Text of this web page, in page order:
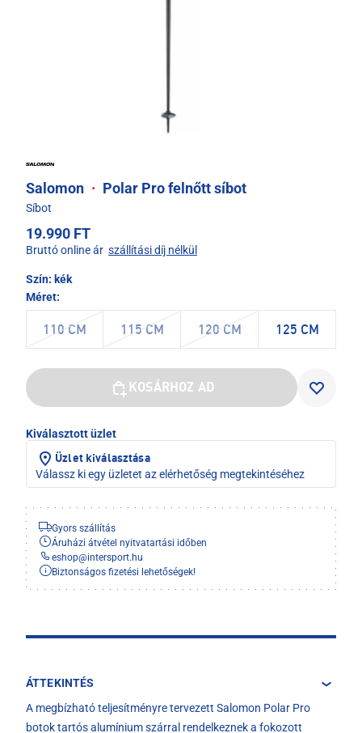
Salomon · Polar Pro felnőtt síbot
Síbot
19.990 FT
Bruttó online ár szállítási díj nélkül
Szín: kék
Méret:
110 CM 115 CM 120 CM 125 CM
KOSÁRHOZ AD
Kiválasztott üzlet
Üzlet kiválasztása
Válassz ki egy üzletet az elérhetőség megtekintéséhez
Gyors szállítás
Áruházi átvétel nyitvatartási időben
eshop@intersport.hu
Biztonságos fizetési lehetőségek!
ÁTTEKINTÉS
A megbízható teljesítményre tervezett Salomon Polar Pro
botok tartós alumínium szárral rendelkeznek a fokozott